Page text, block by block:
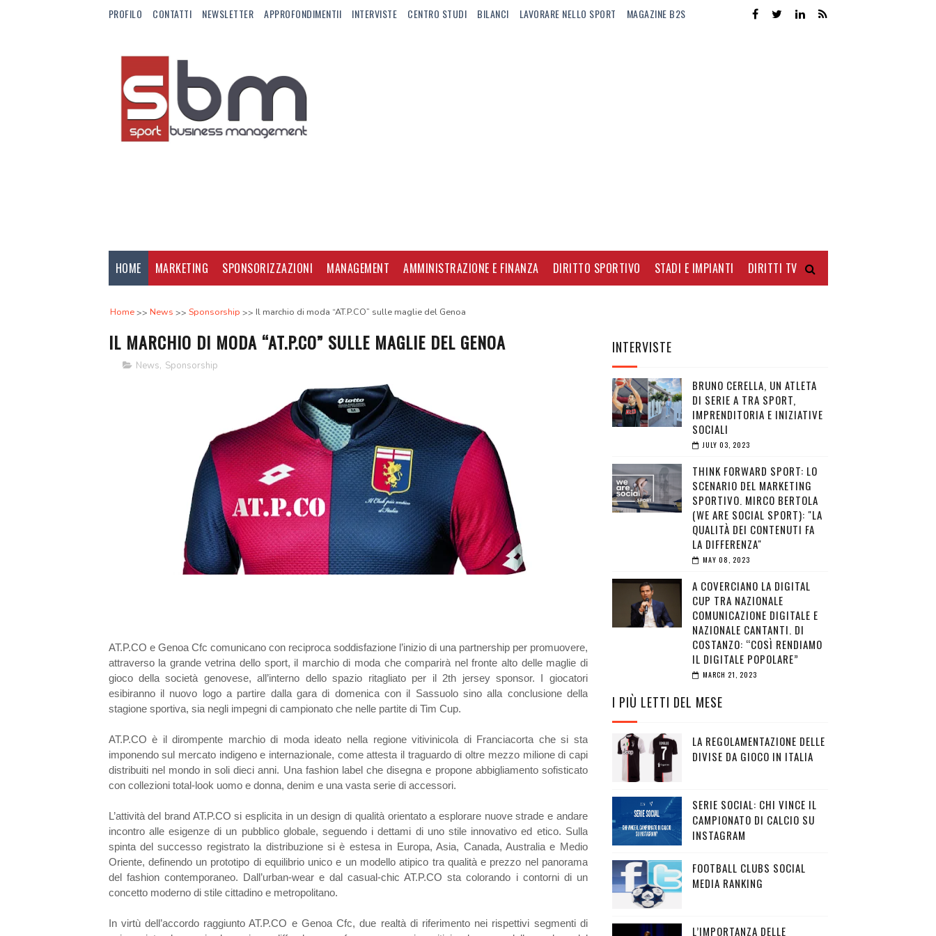
PROFILO CONTATTI NEWSLETTER APPROFONDIMENTII INTERVISTE CENTRO STUDI BILANCI LAVORARE NELLO SPORT MAGAZINE B2S
HOME MARKETING SPONSORIZZAZIONI MANAGEMENT AMMINISTRAZIONE E FINANZA DIRITTO SPORTIVO STADI E IMPIANTI DIRITTI TV
Home News Sponsorship Il marchio di moda “AT.P.CO” sulle maglie del Genoa
IL MARCHIO DI MODA “AT.P.CO” SULLE MAGLIE DEL GENOA
News, Sponsorship
AT.P.CO e Genoa Cfc comunicano con reciproca soddisfazione l’inizio di una partnership per promuovere,
attraverso la grande vetrina dello sport, il marchio di moda che comparirà nel fronte alto delle maglie di
gioco della società genovese, all’interno dello spazio ritagliato per il 2th jersey sponsor. I giocatori
esibiranno il nuovo logo a partire dalla gara di domenica con il Sassuolo sino alla conclusione della
stagione sportiva, sia negli impegni di campionato che nelle partite di Tim Cup.
AT.P.CO è il dirompente marchio di moda ideato nella regione vitivinicola di Franciacorta che si sta
imponendo sul mercato indigeno e internazionale, come attesta il traguardo di oltre mezzo milione di capi
distribuiti nel mondo in soli dieci anni. Una fashion label che disegna e propone abbigliamento sofisticato
con collezioni total-look uomo e donna, denim e una vasta serie di accessori.
L’attività del brand AT.P.CO si esplicita in un design di qualità orientato a esplorare nuove strade e andare
incontro alle esigenze di un pubblico globale, seguendo i dettami di uno stile innovativo ed etico. Sulla
spinta del successo registrato la distribuzione si è estesa in Europa, Asia, Canada, Australia e Medio
Oriente, definendo un prototipo di equilibrio unico e un modello atipico tra qualità e prezzo nel panorama
del fashion contemporaneo. Dall’urban-wear e dal casual-chic AT.P.CO sta colorando i contorni di un
concetto moderno di stile cittadino e metropolitano.
In virtù dell’accordo raggiunto AT.P.CO e Genoa Cfc, due realtà di riferimento nei rispettivi segmenti di
INTERVISTE
BRUNO CERELLA, UN ATLETA
DI SERIE A TRA SPORT,
IMPRENDITORIA E INIZIATIVE
SOCIALI
JULY 03, 2023
THINK FORWARD SPORT: LO
SCENARIO DEL MARKETING
SPORTIVO. MIRCO BERTOLA
(WE ARE SOCIAL SPORT): "LA
QUALITÀ DEI CONTENUTI FA
LA DIFFERENZA"
MAY 08, 2023
A COVERCIANO LA DIGITAL
CUP TRA NAZIONALE
COMUNICAZIONE DIGITALE E
NAZIONALE CANTANTI. DI
COSTANZO: “COSÌ RENDIAMO
IL DIGITALE POPOLARE”
MARCH 21, 2023
I PIÙ LETTI DEL MESE
LA REGOLAMENTAZIONE DELLE
DIVISE DA GIOCO IN ITALIA
SERIE SOCIAL: CHI VINCE IL
CAMPIONATO DI CALCIO SU
INSTAGRAM
FOOTBALL CLUBS SOCIAL
MEDIA RANKING
L’IMPORTANZA DELLE